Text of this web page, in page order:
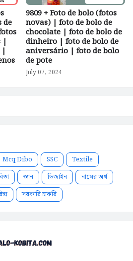
de
|
|
9809 + Foto de bolo (fotos
novas) | foto de bolo de
chocolate | foto de bolo de
dinheiro | foto de bolo de
aniversário | foto de bolo
de pote
July 07, 2024
Mcq Dibo SSC
Textile
জ্ঞান ডিজাইন
নামের অর্থ
সরকারি চাকরি